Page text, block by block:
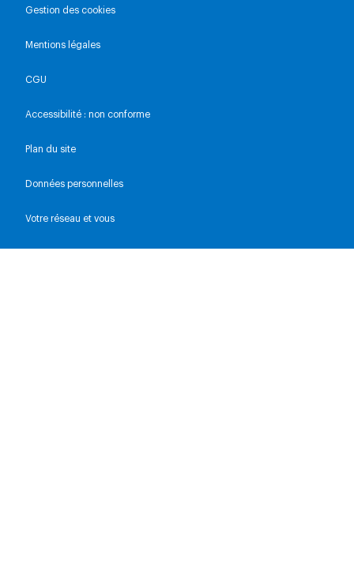
Gestion des cookies
Mentions légales
CGU
Accessibilité : non conforme
Plan du site
Données personnelles
Votre réseau et vous